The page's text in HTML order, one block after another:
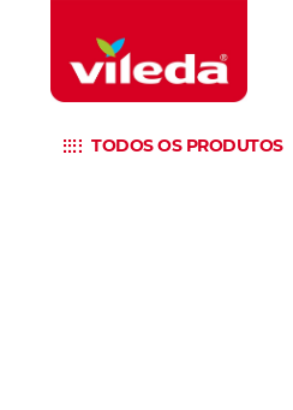
TODOS OS PRODUTOS